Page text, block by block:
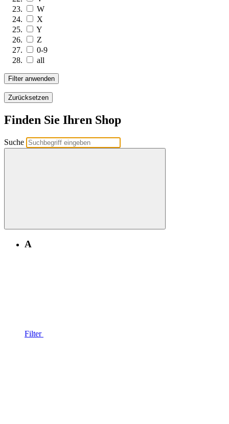
W
X
Y
Z
0-9
all
Filter anwenden
Zurücksetzen
Finden Sie Ihren Shop
Suche
A
Filter